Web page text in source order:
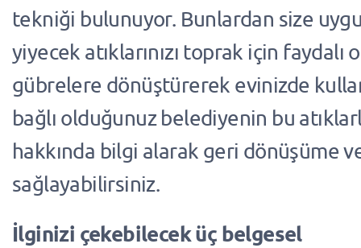
tekniği bulunuyor. Bunlardan size
yiyecek atıklarınızı toprak için faydalı
gübrelere dönüştürerek evinizde
bağlı olduğunuz belediyenin bu
hakkında bilgi alarak geri dönüşüme
sağlayabilirsiniz.
İlginizi çekebilecek üç belgesel